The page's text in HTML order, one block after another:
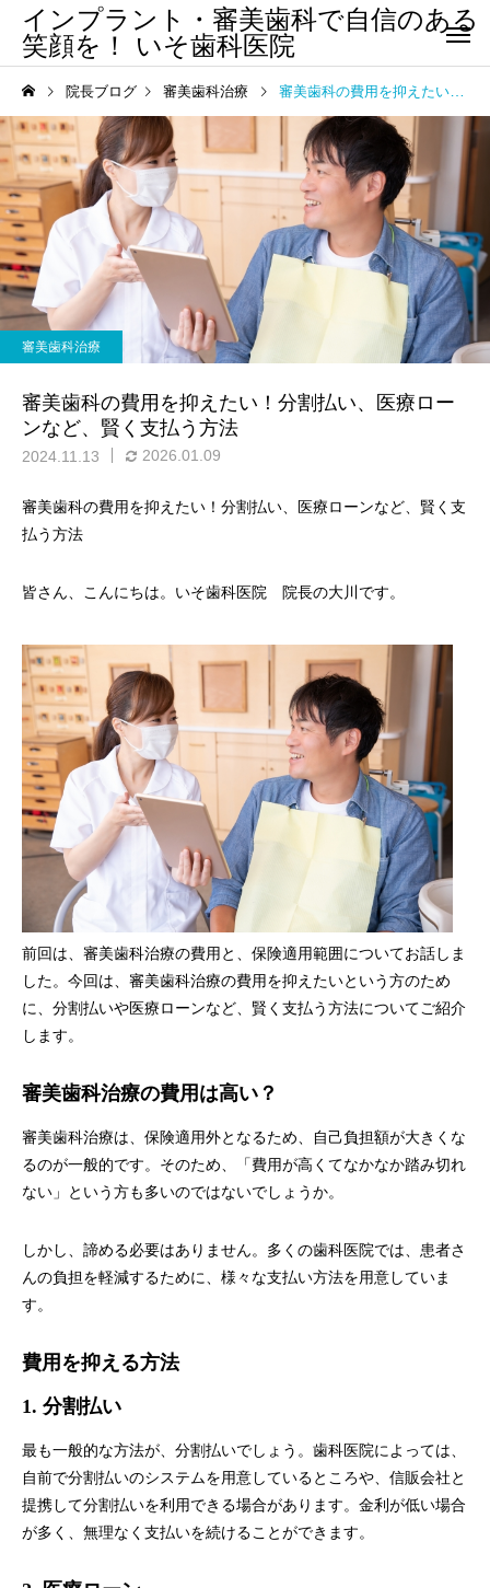
インプラント・審美歯科で自信のある
笑顔を！ いそ歯科医院
院長ブログ 審美歯科治療 審美歯科の費用を抑えたい！分割払い、医療ローンなど、賢く支払う方法
審美歯科治療
審美歯科の費用を抑えたい！分割払い、医療ロー
ンなど、賢く支払う方法
2024.11.13 2026.01.09
審美歯科の費用を抑えたい！分割払い、医療ローンなど、賢く支
払う方法
皆さん、こんにちは。いそ歯科医院 院長の大川です。
前回は、審美歯科治療の費用と、保険適用範囲についてお話しま
した。今回は、審美歯科治療の費用を抑えたいという方のため
に、分割払いや医療ローンなど、賢く支払う方法についてご紹介
します。
審美歯科治療の費用は高い？
審美歯科治療は、保険適用外となるため、自己負担額が大きくな
るのが一般的です。そのため、「費用が高くてなかなか踏み切れ
ない」という方も多いのではないでしょうか。
しかし、諦める必要はありません。多くの歯科医院では、患者さ
んの負担を軽減するために、様々な支払い方法を用意していま
す。
費用を抑える方法
1. 分割払い
最も一般的な方法が、分割払いでしょう。歯科医院によっては、
自前で分割払いのシステムを用意しているところや、信販会社と
提携して分割払いを利用できる場合があります。金利が低い場合
が多く、無理なく支払いを続けることができます。